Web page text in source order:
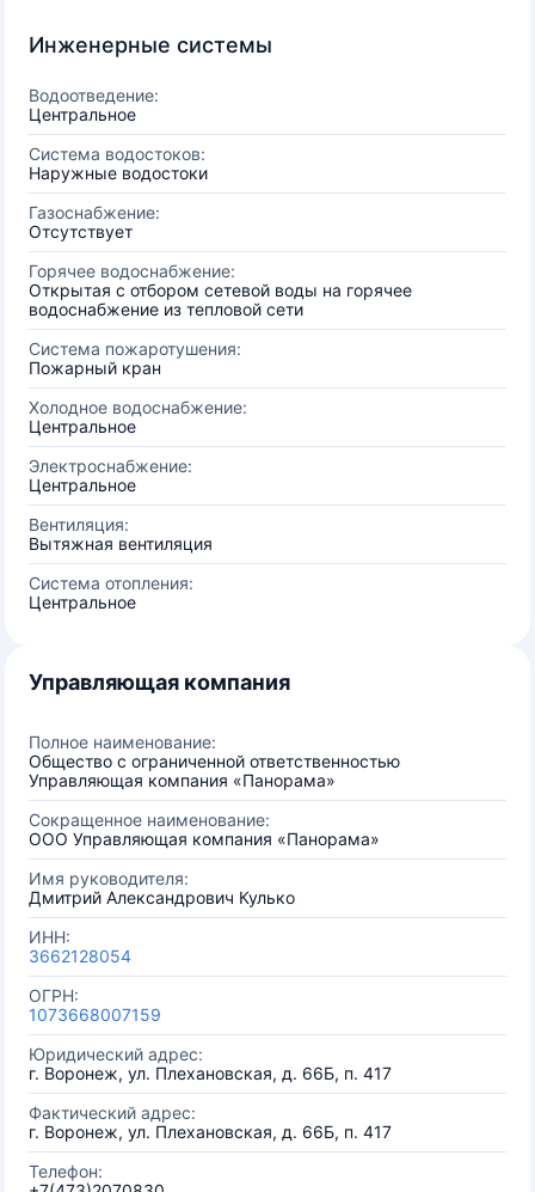
Инженерные системы
Водоотведение:
Центральное
Система водостоков:
Наружные водостоки
Газоснабжение:
Отсутствует
Горячее водоснабжение:
Открытая с отбором сетевой воды на горячее
водоснабжение из тепловой сети
Система пожаротушения:
Пожарный кран
Холодное водоснабжение:
Центральное
Электроснабжение:
Центральное
Вентиляция:
Вытяжная вентиляция
Система отопления:
Центральное
Управляющая компания
Полное наименование:
Общество с ограниченной ответственностью
Управляющая компания «Панорама»
Сокращенное наименование:
ООО Управляющая компания «Панорама»
Имя руководителя:
Дмитрий Александрович Кулько
ИНН:
3662128054
ОГРН:
1073668007159
Юридический адрес:
г. Воронеж, ул. Плехановская, д. 66Б, п. 417
Фактический адрес:
г. Воронеж, ул. Плехановская, д. 66Б, п. 417
Телефон: